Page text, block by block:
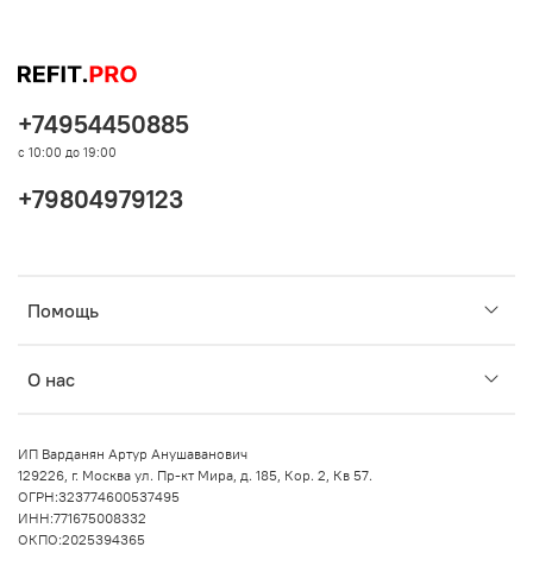
Помощь
О нас
+74954450885
с 10:00 до 19:00
+79804979123
ИП Варданян Артур Анушаванович
129226, г. Москва ул. Пр-кт Мира, д. 185, Кор. 2, Кв 57.
ОГРН:323774600537495
ИНН:771675008332
ОКПО:2025394365